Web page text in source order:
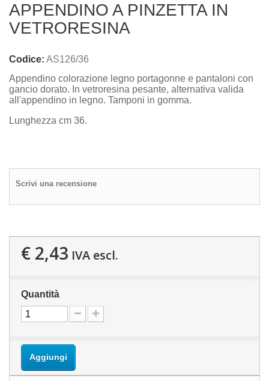
APPENDINO A PINZETTA IN
VETRORESINA
Codice: AS126/36
Appendino colorazione legno portagonne e pantaloni con
gancio dorato. In vetroresina pesante, alternativa valida
all'appendino in legno. Tamponi in gomma.
Lunghezza cm 36.
Scrivi una recensione
€ 2,43 IVA escl.
Quantità
Aggiungi